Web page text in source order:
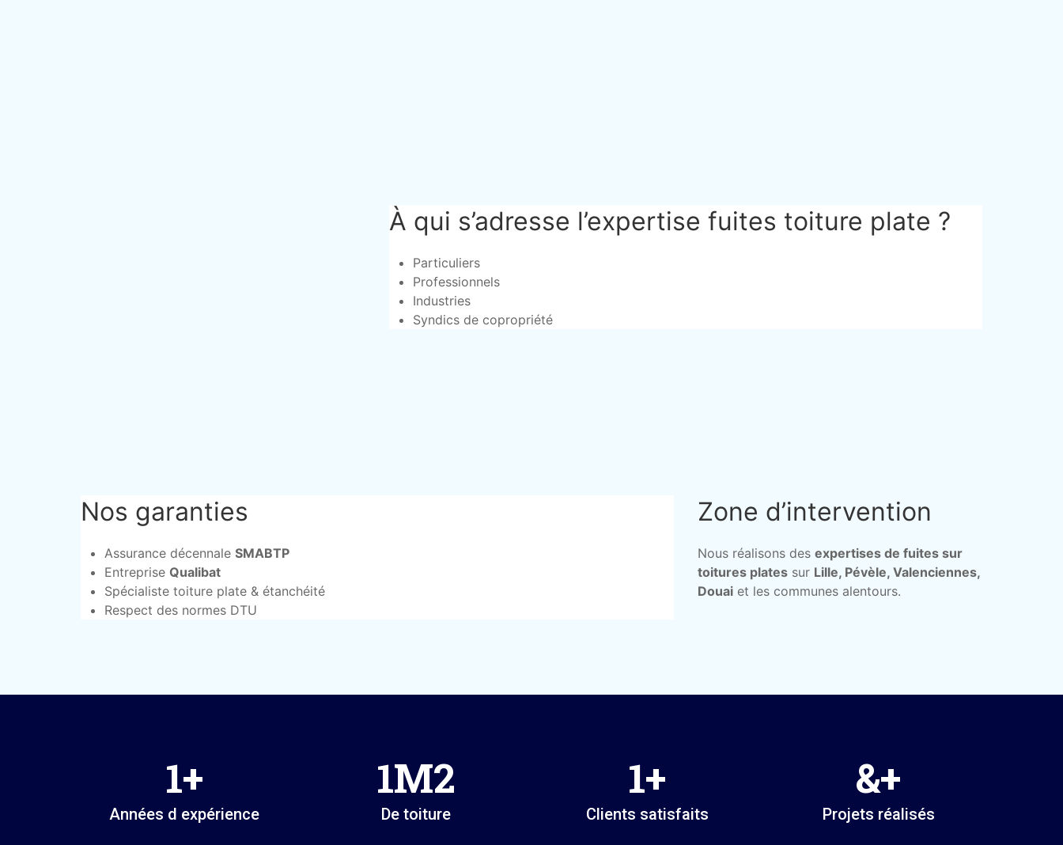
À qui s’adresse l’expertise fuites toiture plate ?
Particuliers
Professionnels
Industries
Syndics de copropriété
Nos garanties
Assurance décennale SMABTP
Entreprise Qualibat
Spécialiste toiture plate & étanchéité
Respect des normes DTU
Zone d’intervention
Nous réalisons des expertises de fuites sur
toitures plates sur Lille, Pévèle, Valenciennes,
Douai et les communes alentours.
1+
Années d expérience
1M2
De toiture
1+
Clients satisfaits
&+
Projets réalisés